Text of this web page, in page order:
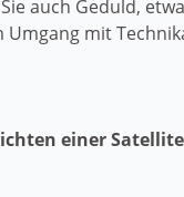
auch Geduld,
mit
einer